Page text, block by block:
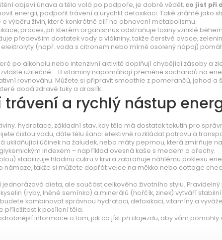
objeví únava a tělo volá po podpoře, je dobré vědět, co jíst při
energii, podpořit trávení a urychlit detoxikaci. Také známé jako
výběru živin, které konkrétně cílí na obnovení metabolismu.
, proces, při kterém organismus odstraňuje toxiny vzniklé
především dostatek vody a vlákniny, takže čerstvé ovoce,
(např. voda s citronem nebo mírně osolený nápoj)
po alkoholu nebo intenzivní aktivitě doplňují chybějící zásoby a
užitečné – B vitaminy napomáhají přeměně sacharidů na
rovnováhu. Můžete si připravit smoothie z pomerančů, jahod a
dodá zdravé tuky a draslík.
a rychlý nástup
hydratace, základní stav, kdy tělo má dostatek tekutin pro
čistou vodu, dáte tělu šanci efektivně rozkládat potravu a
uklidňující účinek na žaludek, nebo máty peprnou, která zmírňuje
indexem – například ovesná kaše s medem a ořechy.
stabilizuje hladinu cukru v krvi a zabraňuje náhlému poklesu
takže si můžete dopřát vejce na měkko nebo cottage
dieta, ale součást celkového životního stylu.
(ryby, lněné semínko) a minerálů (hořčík, zinek) vytváří
kombinovat správnou hydrataci, detoxikaci, vitamíny a
příležitost k posílení těla.
informace o tom, jak co jíst při dojezdu, aby vám pomohly